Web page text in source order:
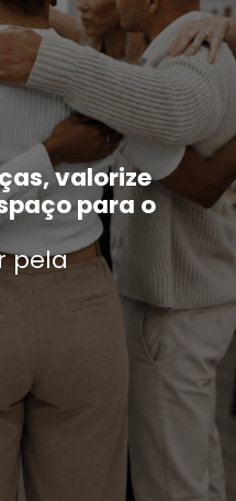
valorize
para o
pela